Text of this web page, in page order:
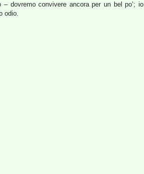
dovremo convivere ancora per un bel po’;
odio.